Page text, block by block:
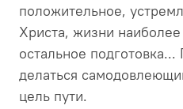
положительное,
Христа, жизни
остальное
делаться
цель пути.